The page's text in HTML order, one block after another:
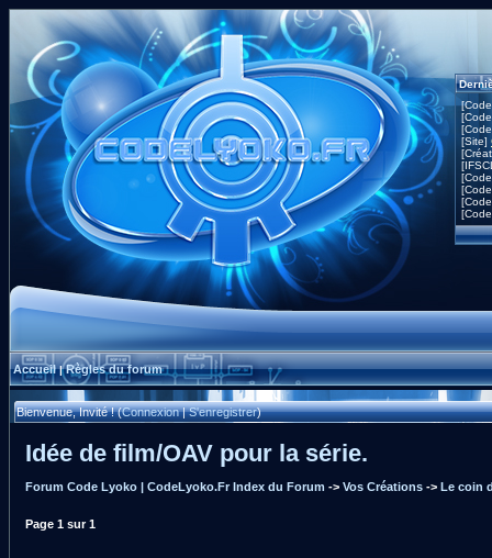
[Site]
Accueil|Règles du forum
Bienvenue, Invité ! (Connexion|S'enregistrer)
Idée de film/OAV pour la série.
Forum Code Lyoko | CodeLyoko.Fr Index du Forum -> Vos Créations -> Le coin
Page 1 sur1